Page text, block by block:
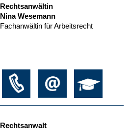
Rechtsanwältin
Nina Wesemann
Fachanwältin für Arbeitsrecht
Rechtsanwalt